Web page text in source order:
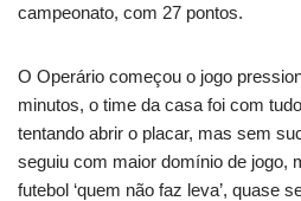
campeonato, com 27 pontos.
O Operário começou o jogo
minutos, o time da casa foi com
tentando abrir o placar, mas sem
seguiu com maior domínio de jogo,
futebol ‘quem não faz leva’, quase